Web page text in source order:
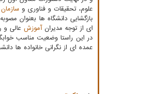
علوم، تحقیقات و فناوری و سازمان
بازگشایی دانشگاه ها بعنوان
ای از توجه مدیران آموزش عالی و
در این راستا وضعیت مناسب
عمده ای از نگرانی خانواده ها